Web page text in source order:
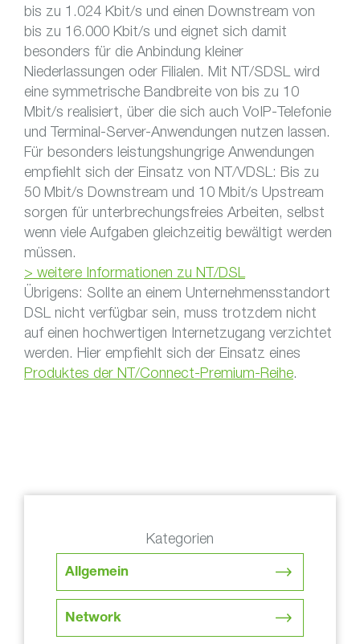
bis zu 1.024 Kbit/s und einen Downstream von
bis zu 16.000 Kbit/s und eignet sich damit
besonders für die Anbindung kleiner
Niederlassungen oder Filialen. Mit NT/SDSL wird
eine symmetrische Bandbreite von bis zu 10
Mbit/s realisiert, über die sich auch VoIP-Telefonie
und Terminal-Server-Anwendungen nutzen lassen.
Für besonders leistungshungrige Anwendungen
empfiehlt sich der Einsatz von NT/VDSL: Bis zu
50 Mbit/s Downstream und 10 Mbit/s Upstream
sorgen für unterbrechungsfreies Arbeiten, selbst
wenn viele Aufgaben gleichzeitig bewältigt werden
müssen.
> weitere Informationen zu NT/DSL
Übrigens: Sollte an einem Unternehmensstandort
DSL nicht verfügbar sein, muss trotzdem nicht
auf einen hochwertigen Internetzugang verzichtet
werden. Hier empfiehlt sich der Einsatz eines
Produktes der NT/Connect-Premium-Reihe.
Kategorien
Allgemein
Network